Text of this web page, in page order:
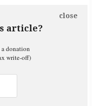
article?
close
donation
write-off)